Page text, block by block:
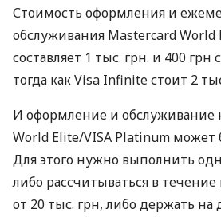
Стоимость оформления и
обслуживания Mastercard
составляет 1 тыс. грн. и 400 грн
тогда как Visa Infinite стоит 2
И оформление и обслуживание
World Elite/VISA Platinum
Для этого нужно выполнить
либо рассчитываться в
от 20 тыс. грн, либо держать на